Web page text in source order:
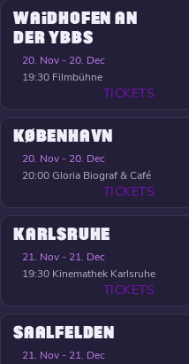
WAIDHOFEN AN
DER YBBS
20. Nov - 20. Dec
19:30 Filmbühne
TICKETS
KØBENHAVN
20. Nov - 20. Dec
20:00Gloria Biograf & Café
TICKETS
KARLSRUHE
21. Nov - 21. Dec
19:30 Kinemathek Karlsruhe
TICKETS
SAALFELDEN
21. Nov - 21. Dec